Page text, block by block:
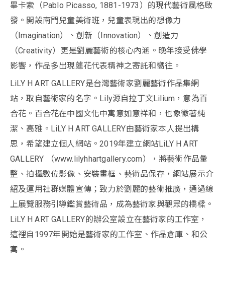
畢卡索（Pablo Picasso, 1881-1973）的現代藝術風格啟
發。開設南門兒童美術班，兒童表現出的想像力
（Imagination）、創新（Innovation）、創造力
（Creativity）更是劉麗藝術的核心內涵。晚年接受佛學
影響，作品多出現蓮花代表精神之寄託和嚮往。
LiLY H ART GALLERY是台灣藝術家劉麗藝術作品集網
站，取自藝術家的名字。Lily源自拉丁文Lilium，意為百
合花。百合花在中國文化中寓意如意祥和，也象徵著純
潔、高雅。LiLY H ART GALLERY由藝術家本人提出構
思，希望建立個人網站。2019年建立網站LiLY H ART
GALLERY （www.lilyhhartgallery.com），將藝術作品彙
整、拍攝數位影像、安裝畫框、藝術品保存，網站展示介
紹及運用社群媒體宣傳；致力於劉麗的藝術推廣，通過線
上展覽服務引導鑑賞藝術品，成為藝術家與觀眾的橋樑。
LiLY H ART GALLERY的辦公室設立在藝術家的工作室，
這裡自1997年開始是藝術家的工作室、作品倉庫、和公
寓。